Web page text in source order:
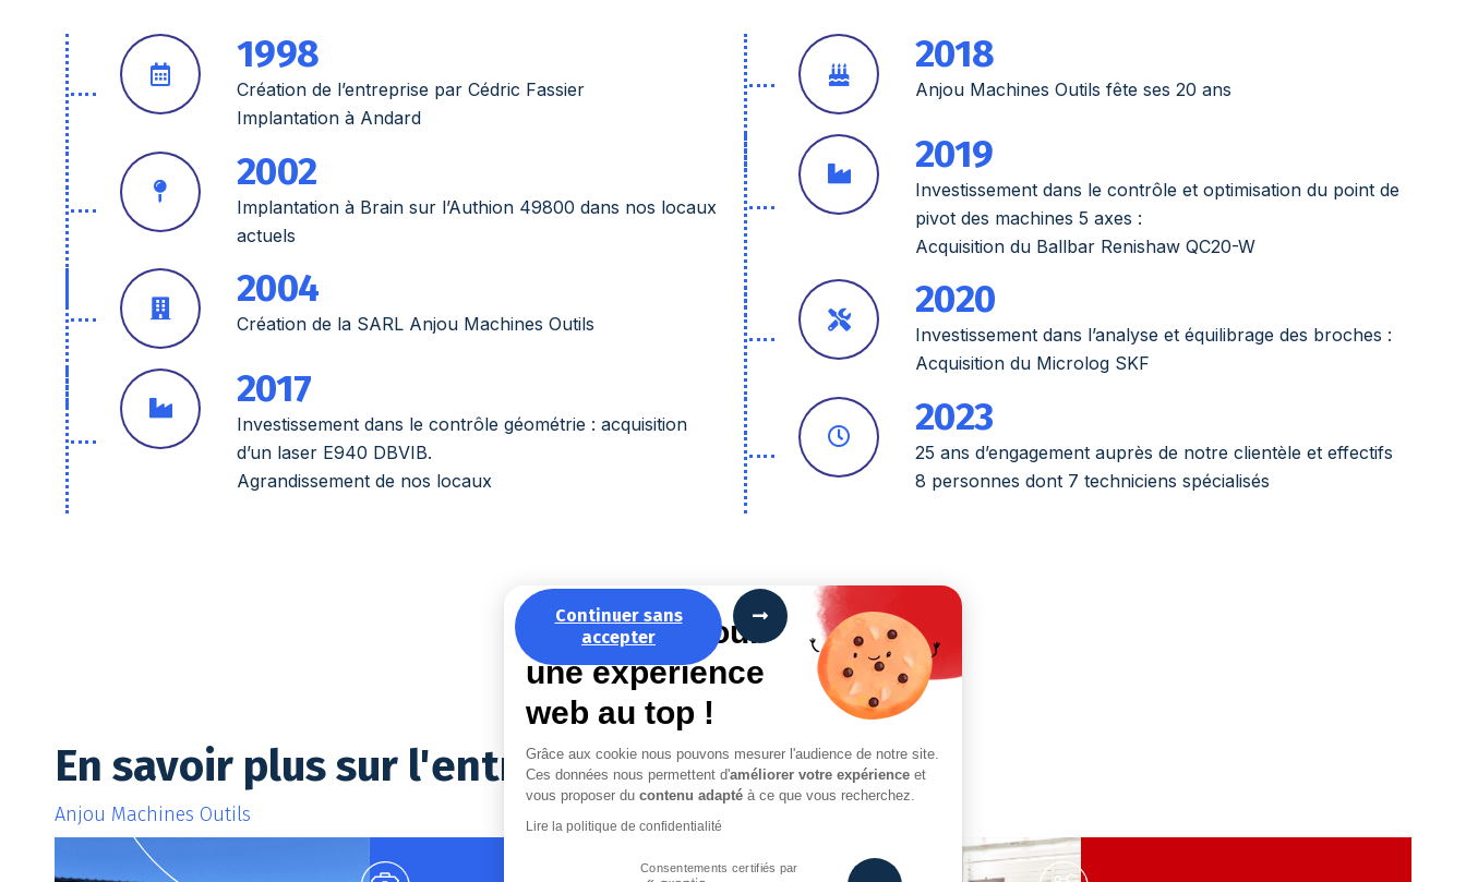
Continuer sans
accepter
La recette pour
une expérience
web au top !
Grâce aux cookie nous pouvons mesurer l'audience de notre site.
Ces données nous permettent d'améliorer votre expérience et
vous proposer du contenu adapté à ce que vous recherchez.
Lire la politique de confidentialité
Consentements certifiés par
1998
Création de l’entreprise par Cédric Fassier
Implantation à Andard
2002
Implantation à Brain sur l’Authion 49800 dans nos locaux
actuels
2004
Création de la SARL Anjou Machines Outils
2017
Investissement dans le contrôle géométrie : acquisition
d’un laser E940 DBVIB.
Agrandissement de nos locaux
2018
Anjou Machines Outils fête ses 20 ans
2019
Investissement dans le contrôle et optimisation du point de
pivot des machines 5 axes :
Acquisition du Ballbar Renishaw QC20-W
2020
Investissement dans l’analyse et équilibrage des broches :
Acquisition du Microlog SKF
2023
25 ans d’engagement auprès de notre clientèle et effectifs
8 personnes dont 7 techniciens spécialisés
En savoir plus sur l'entreprise
Anjou Machines Outils